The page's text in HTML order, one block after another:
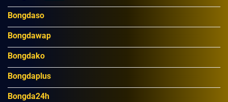
Bongdaso
Bongdawap
Bongdako
Bongdaplus
Bongda24h